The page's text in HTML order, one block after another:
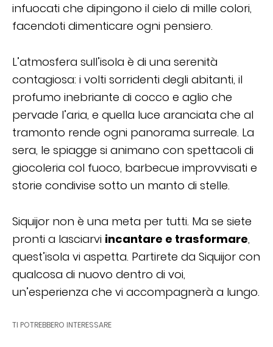
infuocati che dipingono il cielo di mille colori,
facendoti dimenticare ogni pensiero.
L’atmosfera sull’isola è di una serenità
contagiosa: i volti sorridenti degli abitanti, il
profumo inebriante di cocco e aglio che
pervade l’aria, e quella luce aranciata che al
tramonto rende ogni panorama surreale. La
sera, le spiagge si animano con spettacoli di
giocoleria col fuoco, barbecue improvvisati e
storie condivise sotto un manto di stelle.
Siquijor non è una meta per tutti. Ma se siete
pronti a lasciarvi incantare e trasformare,
quest’isola vi aspetta. Partirete da Siquijor con
qualcosa di nuovo dentro di voi,
un’esperienza che vi accompagnerà a lungo.
TI POTREBBERO INTERESSARE